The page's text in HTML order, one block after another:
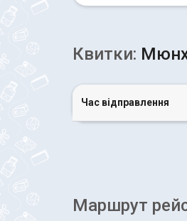
Квитки:
Час відправлення
Маршрут